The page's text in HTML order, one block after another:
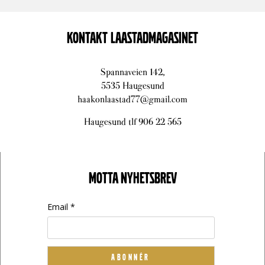
KONTAKT LAASTADMAGASINET
Spannaveien 142,
5535 Haugesund
haakonlaastad77@gmail.com
Haugesund tlf 906 22 565
MOTTA NYHETSBREV
Email *